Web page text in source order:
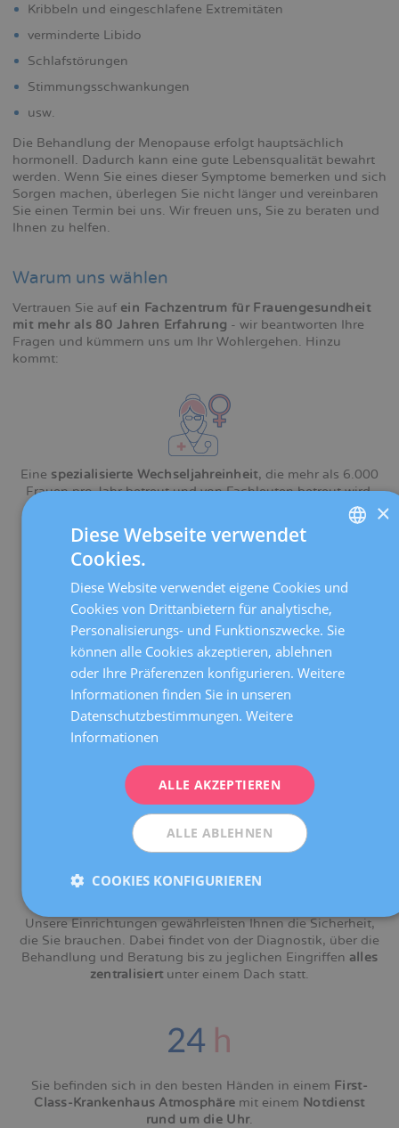
Kribbeln und eingeschlafene Extremitäten
verminderte Libido
Schlafstörungen
Stimmungsschwankungen
usw.
Die Behandlung der Menopause erfolgt hauptsächlich
hormonell. Dadurch kann eine gute Lebensqualität bewahrt
werden. Wenn Sie eines dieser Symptome bemerken und sich
Sorgen machen, überlegen Sie nicht länger und vereinbaren
Sie einen Termin bei uns. Wir freuen uns, Sie zu beraten und
Ihnen zu helfen.
Warum uns wählen
Vertrauen Sie auf ein Fachzentrum für Frauengesundheit
mit mehr als 80 Jahren Erfahrung - wir beantworten Ihre
Fragen und kümmern uns um Ihr Wohlergehen. Hinzu
kommt:
Eine spezialisierte Wechseljahreinheit, die mehr als 6.000
Frauen pro Jahr betreut und von Fachleuten betreut wird,
die Ihren Fall beurteilen und Ihnen den besten Rat geben.
Unsere Abteilung für Reproduktionsmedizin verfügt über
eigene medizinische Protokolle zur Behandlung von
Unfruchtbarkeitin Verbindung mit frühen Wechseljahren.
Wir verfügen über die
neueste Technologie in der
: digitale Mammographie, Gynäkologischer
Ultraschall usw.
Unsere Einrichtungen gewährleisten Ihnen die Sicherheit,
die Sie brauchen. Dabei findet von der Diagnostik, über die
Behandlung und Beratung bis zu jeglichen Eingriffen alles
zentralisiertunter einem Dach statt.
Sie befinden sich in den besten Händen in einem First-
Class-Krankenhaus Atmosphäre mit einem Notdienst
rund um die Uhr.
CATALÀ
DEUTSCH
×
Diese Webseite verwendet
Cookies.
Diese Website verwendet eigene Cookies und
Cookies von Drittanbietern für analytische,
Personalisierungs- und Funktionszwecke. Sie
können alle Cookies akzeptieren, ablehnen
oder Ihre Präferenzen konfigurieren. Weitere
Informationen finden Sie in unseren
Datenschutzbestimmungen. Weitere
Informationen
ALLE AKZEPTIEREN
ALLE ABLEHNEN
COOKIES KONFIGURIEREN